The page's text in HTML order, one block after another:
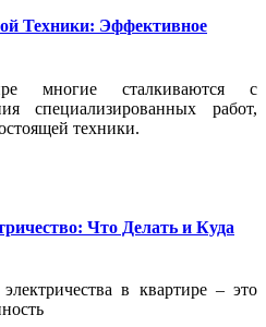
Техники: Эффективное
многие сталкиваются с
специализированных работ,
техники.
Что Делать и Куда
в квартире – это